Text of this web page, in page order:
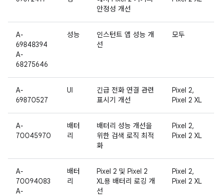
안정성 개선
A-
69848394
A-
68275646
성능
인스턴트 앱 성능 개
선
모두
A-
69870527
UI
긴급 전화 연결 관련
표시기 개선
Pixel 2,
Pixel 2 XL
A-
70045970
배터
리
배터리 성능 개선을
위한 검색 로직 최적
화
Pixel 2,
Pixel 2 XL
A-
70094083
A-
배터
리
Pixel 2 및 Pixel 2
XL용 배터리 로깅 개
선
Pixel 2,
Pixel 2 XL